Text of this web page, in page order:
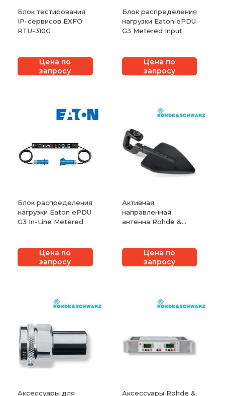
Блок тестирования
IP-сервисов EXFO
RTU-310G
Цена по
запросу
Блок распределения
нагрузки Eaton ePDU
G3 Metered Input
Цена по
запросу
Блок распределения
нагрузки Eaton ePDU
G3 In-Line Metered
Цена по
запросу
Активная
направленная
антенна Rohde &
Цена по
запросу
Аксессуары для Аксессуары Rohde &